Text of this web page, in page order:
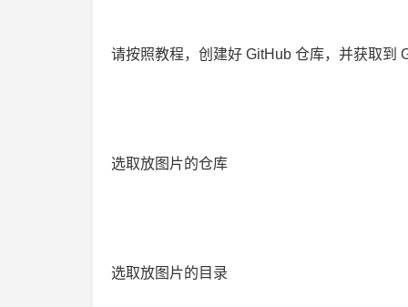
请按照教程，创建好 GitHub 仓库，并获取到
选取放图片的仓库
选取放图片的目录